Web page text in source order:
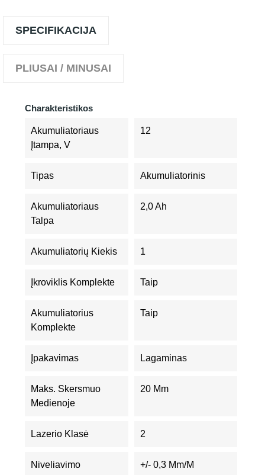
SPECIFIKACIJA
PLIUSAI / MINUSAI
Charakteristikos
Akumuliatoriaus
Įtampa, V
12
Tipas Akumuliatorinis
Akumuliatoriaus
Talpa
2,0 Ah
Akumuliatorių Kiekis 1
Įkroviklis Komplekte Taip
Akumuliatorius
Komplekte
Taip
Įpakavimas Lagaminas
Maks. Skersmuo
Medienoje
20 Mm
Lazerio Klasė 2
Niveliavimo
+/- 0,3 Mm/m